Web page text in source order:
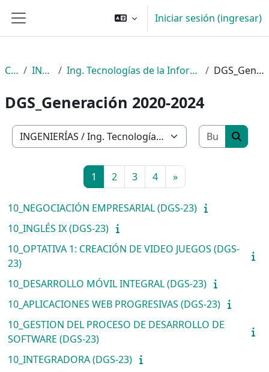
Pánel lateral
Iniciar sesión (ingresar)
Cursos INGENIERÍAS Ing. Tecnologías de la Información (Desarrollo y Gestión de Software) DGS_Generación 2020-2024
DGS_Generación 2020-2024
Categorías
Buscar
1 Página 1
2 Página 2
3Página 3
4Página 4
»Página siguiente
10_NEGOCIACIÓN EMPRESARIAL (DGS-23)
10_INGLÉS IX (DGS-23)
10_OPTATIVA 1: CREACIÓN DE VIDEO JUEGOS (DGS-
23)
10_DESARROLLO MÓVIL INTEGRAL (DGS-23)
10_APLICACIONES WEB PROGRESIVAS (DGS-23)
10_GESTION DEL PROCESO DE DESARROLLO DE
SOFTWARE (DGS-23)
10_INTEGRADORA (DGS-23)